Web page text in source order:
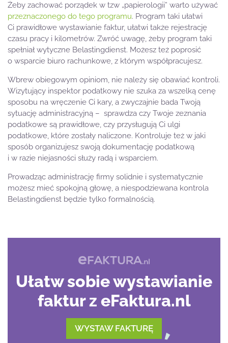
Żeby zachować porządek w tzw „papierologii” warto używać
przeznaczonego do tego programu. Program taki ułatwi
Ci prawidłowe wystawianie faktur, ułatwi także rejestrację
czasu pracy i kilometrów. Zwróć uwagę, żeby program taki
spełniał wytyczne Belastingdienst. Możesz też poprosić
o wsparcie biuro rachunkowe, z którym współpracujesz.
Wbrew obiegowym opiniom, nie należy się obawiać kontroli.
Wizytujący inspektor podatkowy nie szuka za wszelką cenę
sposobu na wręczenie Ci kary, a zwyczajnie bada Twoją
sytuację administracyjną – sprawdza czy Twoje zeznania
podatkowe są prawidłowe, czy przysługują Ci ulgi
podatkowe, które zostały naliczone. Kontroluje też w jaki
sposób organizujesz swoją dokumentację podatkową
i w razie niejasności służy radą i wsparciem.
Prowadząc administrację firmy solidnie i systematycznie
możesz mieć spokojną głowę, a niespodziewana kontrola
Belastingdienst będzie tylko formalnością.
Ułatw sobie wystawianie
faktur z eFaktura.nl
WYSTAW FAKTURĘ